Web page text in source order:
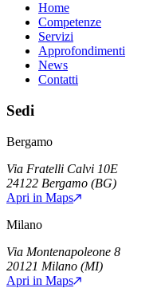
Home
Competenze
Servizi
Approfondimenti
News
Contatti
Sedi
Bergamo
Via Fratelli Calvi 10E
24122 Bergamo (BG)
Apri in Maps
Milano
Via Montenapoleone 8
20121 Milano (MI)
Apri in Maps